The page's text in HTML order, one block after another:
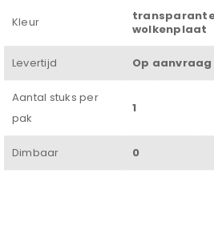
INLOGGEN
VERGETEN?
Kleur
wolkenplaat
Levertijd Op aanvraag
Aantal stuks per
pak
1
Dimbaar 0